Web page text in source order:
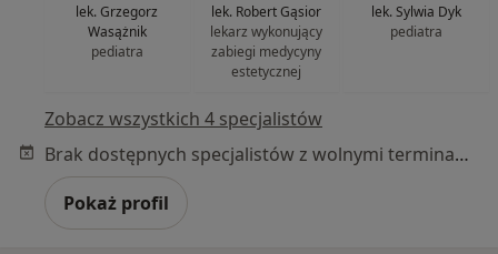
lek. Grzegorz
Wasążnik
pediatra
lek. Robert Gąsior
lekarz wykonujący
zabiegi medycyny
estetycznej
lek. Sylwia Dyk
pediatra
Zobacz wszystkich 4 specjalistów
Brak dostępnych specjalistów z wolnymi terminami w tym centrum medycznym.
Pokaż profil